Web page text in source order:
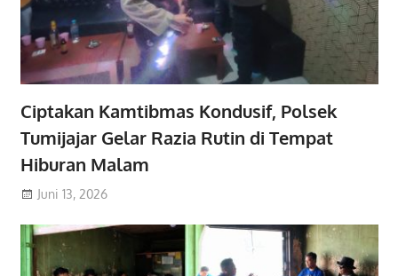
Ciptakan Kamtibmas Kondusif, Polsek
Tumijajar Gelar Razia Rutin di Tempat
Hiburan Malam
Juni 13, 2026